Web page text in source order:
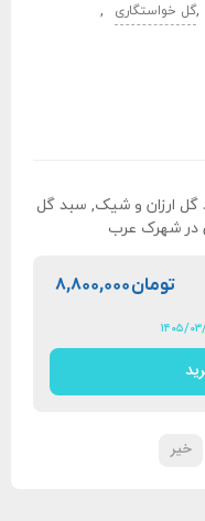
,گل خواستگاری ,
گل ارزان و شیک, سبد گل
در شهرک عرب
۸,۸۰۰,۰۰۰تومان
خیر